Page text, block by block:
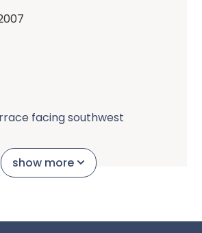
facing southwest
parking lot (no cars at the
show more